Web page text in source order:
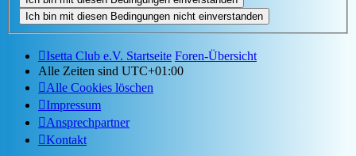
Isetta Club e.V. Startseite Foren-Übersicht
Alle Zeiten sind UTC+01:00
Alle Cookies löschen
Impressum
Ansprechpartner
Kontakt